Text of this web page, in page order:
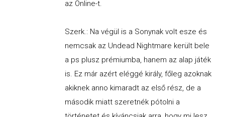
az Online-t.
Szerk.: Na végül is a Sonynak volt esze és
nemcsak az Undead Nightmare került bele
a ps plusz prémiumba, hanem az alap játék
is. Ez már azért eléggé király, főleg azoknak
akiknek anno kimaradt az első rész, de a
második miatt szeretnék pótolni a